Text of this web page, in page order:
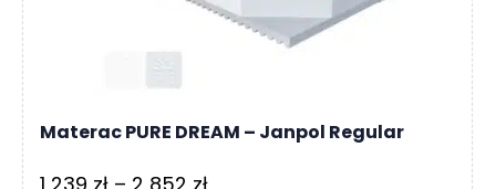
874 zł
Materac PURE DREAM – Janpol Regular
Zakres